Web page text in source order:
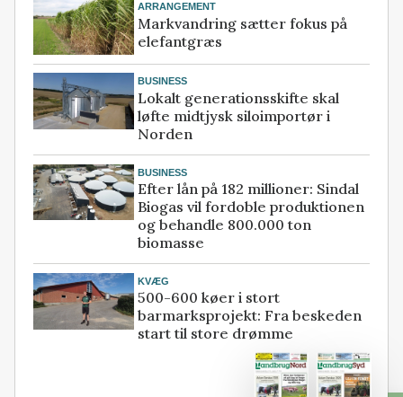
ARRANGEMENT
Markvandring sætter fokus på
elefantgræs
BUSINESS
Lokalt generationsskifte skal
løfte midtjysk siloimportør i
Norden
BUSINESS
Efter lån på 182 millioner: Sindal
Biogas vil fordoble produktionen
og behandle 800.000 ton
biomasse
KVÆG
500-600 køer i stort
barmarksprojekt: Fra beskeden
start til store drømme